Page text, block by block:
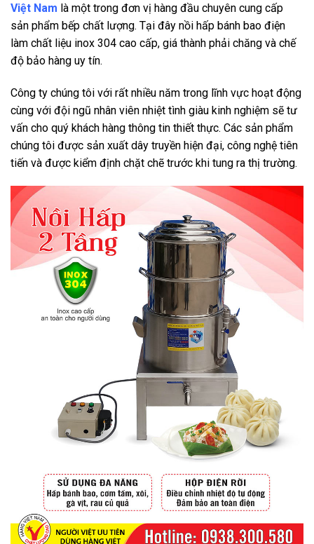
Việt Nam là một trong đơn vị hàng đầu chuyên cung cấp
sản phẩm bếp chất lượng. Tại đây nồi hấp bánh bao điện
làm chất liệu inox 304 cao cấp, giá thành phải chăng và chế
độ bảo hàng uy tín.
Công ty chúng tôi với rất nhiều năm trong lĩnh vực hoạt động
cùng với đội ngũ nhân viên nhiệt tình giàu kinh nghiệm sẽ tư
vấn cho quý khách hàng thông tin thiết thực. Các sản phẩm
chúng tôi được sản xuất dây truyền hiện đại, công nghệ tiên
tiến và được kiểm định chặt chẽ trước khi tung ra thị trường.